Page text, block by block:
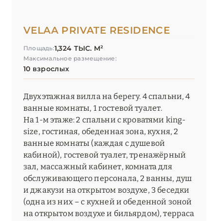
VELAA PRIVATE RESIDENCE
Площадь:1,324 ТЫС. М²
Максимальное размещение:
10 взрослых
Двухэтажная вилла на берегу. 4 спальни, 4
ванные комнаты, 1 гостевой туалет.
На 1-м этаже: 2 спальни с кроватями king-
size, гостиная, обеденная зона, кухня, 2
ванные комнаты (каждая с душевой
кабиной), гостевой туалет, тренажёрный
зал, массажный кабинет, комната для
обслуживающего персонала, 2 ванны, душ
и джакузи на открытом воздухе, 3 беседки
(одна из них – с кухней и обеденной зоной
на открытом воздухе и бильярдом), терраса